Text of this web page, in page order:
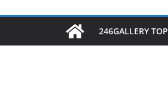
キ
プ
246GALLERY TOP